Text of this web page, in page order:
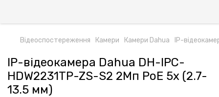
Відеоспостереження Камери Камери Dahua IP-
IP-відеокамера Dahua DH-IPC-
HDW2231TP-ZS-S2 2Мп PoE 5x (2.7-
13.5 мм)